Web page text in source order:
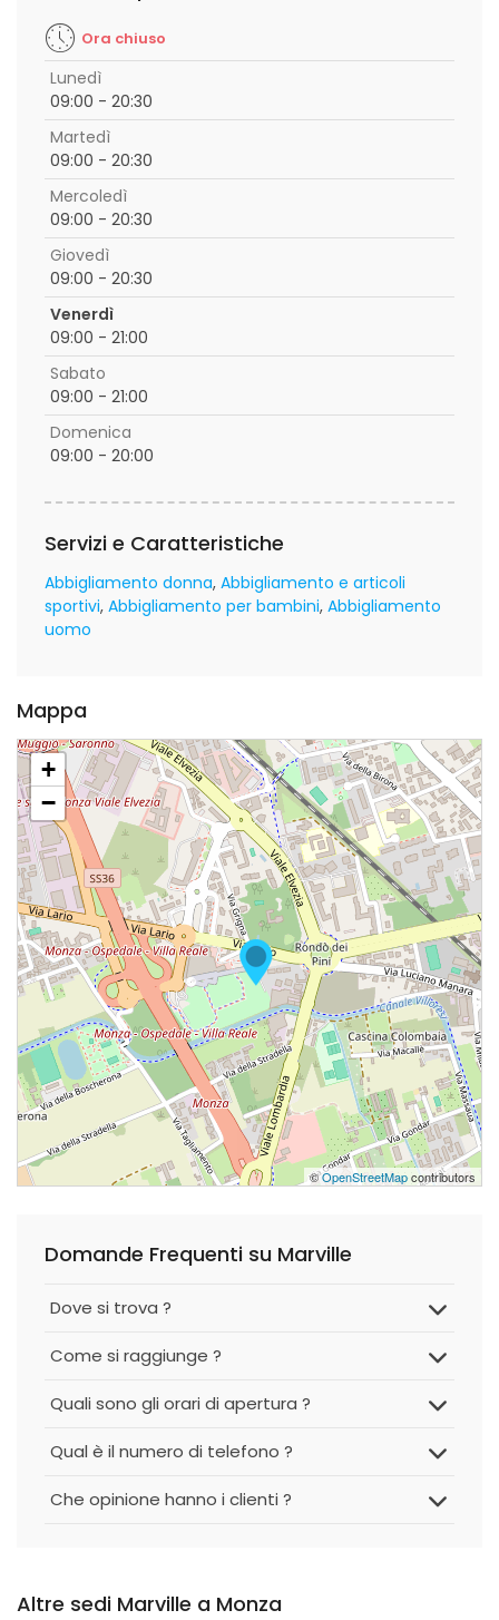
Ora chiuso
Lunedì
09:00 - 20:30
Martedì
09:00 - 20:30
Mercoledì
09:00 - 20:30
Giovedì
09:00 - 20:30
Venerdì
09:00 - 21:00
Sabato
09:00 - 21:00
Domenica
09:00 - 20:00
Servizi e Caratteristiche
Abbigliamento donna Abbigliamento e articoli
sportivi Abbigliamento per bambini Abbigliamento
uomo
Mappa
+
−
©OpenStreetMapcontributors
Domande Frequenti su Marville
Dove si trova ?
Come si raggiunge ?
Quali sono gli orari di apertura ?
Qual è il numero di telefono ?
Che opinione hanno i clienti ?
Altre sedi Marville a Monza